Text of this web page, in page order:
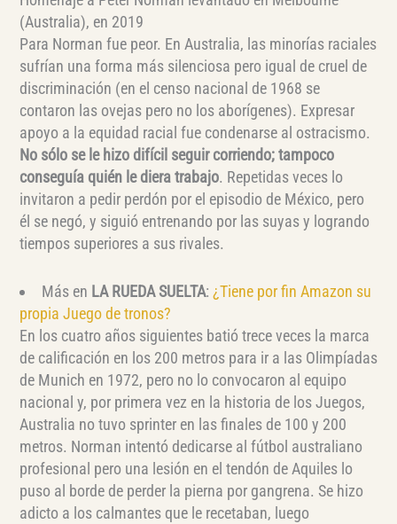
(Australia), en 2019
Para Norman fue peor. En Australia, las minorías raciales
sufrían una forma más silenciosa pero igual de cruel de
discriminación (en el censo nacional de 1968 se
contaron las ovejas pero no los aborígenes). Expresar
No sólo se le hizo difícil seguir corriendo; tampoco
conseguía quién le diera trabajo. Repetidas veces lo
invitaron a pedir perdón por el episodio de México, pero
él se negó, y siguió entrenando por las suyas y logrando
tiempos superiores a sus rivales.
Más en LA RUEDA SUELTA:¿Tiene por fin Amazon su
propia Juego de tronos?
En los cuatro años siguientes batió trece veces la marca
de calificación en los 200 metros para ir a las Olimpíadas
de Munich en 1972, pero no lo convocaron al equipo
nacional y, por primera vez en la historia de los Juegos,
Australia no tuvo sprinter en las finales de 100 y 200
metros. Norman intentó dedicarse al fútbol australiano
profesional pero una lesión en el tendón de Aquiles lo
puso al borde de perder la pierna por gangrena. Se hizo
adicto a los calmantes que le recetaban, luego